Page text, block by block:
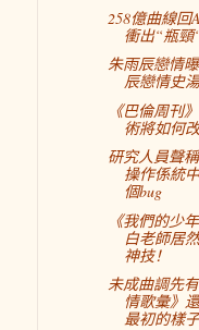
258億曲線回
衝出“瓶頸
朱雨辰戀情
辰戀情史
《巴倫周刊
術將如何
研究人員聲
操作係統
個bug
《我們的少
白老師居
神技！
未成曲調先
情歌彙》
最初的樣子